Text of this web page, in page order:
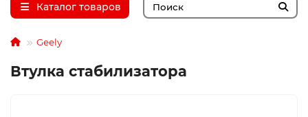
Каталог товаров
Geely
Втулка стабилизатора